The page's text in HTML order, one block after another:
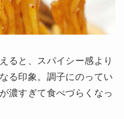
ると、スパイシー感より
る印象。調子にのってい
濃すぎて食べづらくなっ